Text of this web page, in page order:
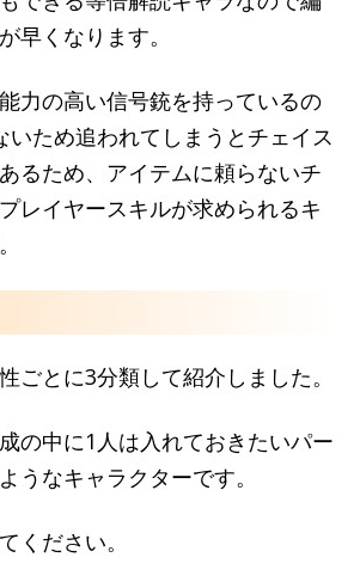
早くなります。
力の高い信号銃を持っているの
いため追われてしまうとチェイス
るため、アイテムに頼らないチ
レイヤースキルが求められるキ
ごとに3分類して紹介しました。
の中に1人は入れておきたいパー
うなキャラクターです。
ください。